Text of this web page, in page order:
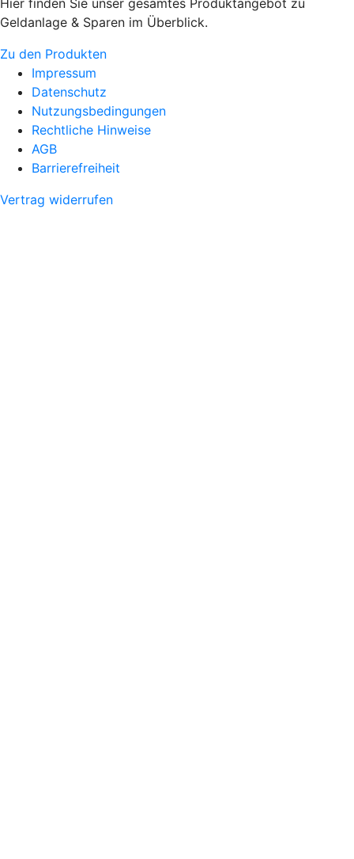
Hier finden Sie unser gesamtes Produktangebot zu
Geldanlage & Sparen im Überblick.
Zu den Produkten
Impressum
Datenschutz
Nutzungsbedingungen
Rechtliche Hinweise
AGB
Barrierefreiheit
Vertrag widerrufen